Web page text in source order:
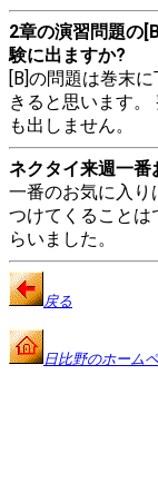
2章の演習問題の
験に出ますか?
[B]の問題は巻末
きると思います
も出しません。
ネクタイ来週一番
一番のお気に入り
つけてくることは
らいました。
戻る
日比野のホーム